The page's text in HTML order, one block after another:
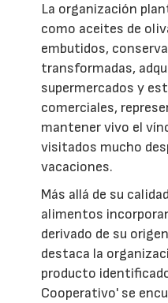
La organización
como aceites de
embutidos,
transformadas,
supermercados y
comerciales,
mantener vivo el
visitados mucho
vacaciones.
Más allá de su
alimentos
derivado de su
destaca la
producto
Cooperativo' se